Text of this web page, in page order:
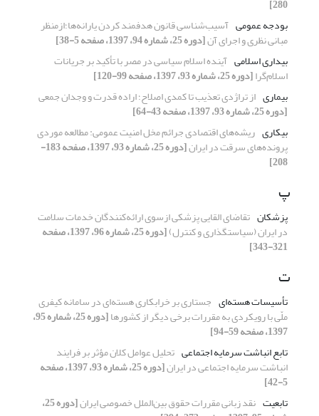
280]
بودجه عمومی آسیب‌شناسی قانون هدفمند کردن یارانه‌ها؛ازمنظر
مبانی نظری و اجرای آن[دوره 25، شماره 94، 1397، صفحه 5-38]
بیداری اسلامی آینده اسلام سیاسی در مصر با تأکید بر جریانات
اسلام‌گرا[دوره 25، شماره 93، 1397، صفحه 99-120]
بیماری از تراژدی تعذیب تا کمدی اصلاح؛ اراده قدرت و وجدان جمعی
[دوره 25، شماره 93، 1397، صفحه 43-64]
بیکاری ریشه‌های اقتصادی جرائم مخل امنیت عمومی: مطالعه موردی
پرونده‌های سرقت در ایران [دوره 25، شماره 93، 1397، صفحه 183-
208]
پ
پزشکان تقاضای القایی پزشکی ازسوی ارائه‌کنندگان خدمات سلامت
در ایران (سیاستگذاری و کنترل) [دوره 25، شماره 96، 1397، صفحه
321-343]
ت
تأسیسات هسته‌ای جستاری بر خرابکاری هسته‌ای در سامانه کیفری
ملّی با رویکردی به مقررات برخی دیگر از کشورها [دوره 25، شماره 95،
1397، صفحه 59-94]
تابع انباشت سرمایه اجتماعی تحلیل عوامل کلان مؤثر بر فرایند
انباشت سرمایه اجتماعی در ایران [دوره 25، شماره 93، 1397، صفحه
5-42]
تابعیت نقد زبانی مقررات حقوق بین‌الملل خصوصی ایران [دوره 25،